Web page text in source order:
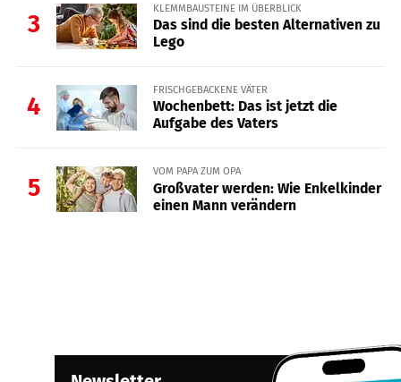
3
KLEMMBAUSTEINE IM ÜBERBLICK
Das sind die besten Alternativen zu
Lego
4
FRISCHGEBACKENE VÄTER
Wochenbett: Das ist jetzt die
Aufgabe des Vaters
5
VOM PAPA ZUM OPA
Großvater werden: Wie Enkelkinder
einen Mann verändern